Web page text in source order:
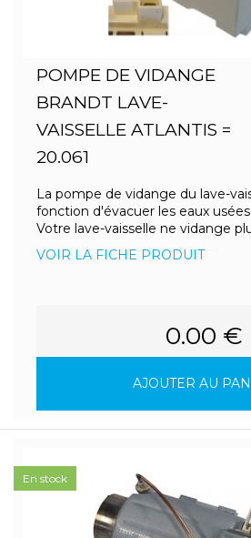
POMPE DE VIDANGE
BRANDT LAVE-
VAISSELLE ATLANTIS =
20.061
La pompe de vidange du lave-
fonction d'évacuer les eaux
Votre lave-vaisselle ne vidange
VOIR LA FICHE PRODUIT
0.00 €
AJOUTER AU
En stock